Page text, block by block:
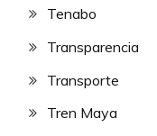
Tenabo
Transparencia
Transporte
Tren Maya